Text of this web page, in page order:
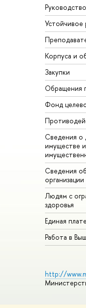
Корпуса и
Закупки
Обращения
Фонд
Сведения о
имуществе
Сведения
организации
Людям с
здоровья
Единая
Работа в
http://